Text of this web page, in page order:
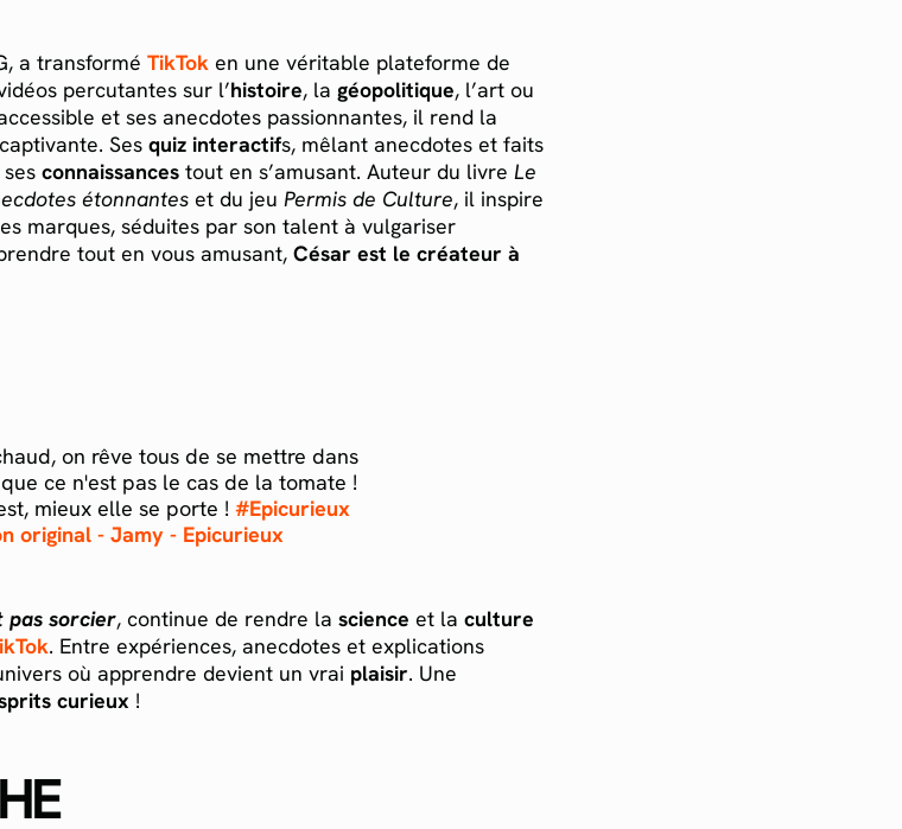
a transformé TikToken une véritable plateforme de
percutantes sur l’histoire, la géopolitique, l’art ou
et ses anecdotes passionnantes, il rend la
Sesquiz interactifs, mêlant anecdotes et faits
connaissances tout en s’amusant. Auteur du livre Le
étonnanteset du jeu Permis de Culture, il inspire
marques, séduites par son talent à vulgariser
tout en vous amusant, César est le créateur à
on rêve tous de se mettre dans
ce n'est pas le cas de la tomate !
mieux elle se porte ! #Epicurieux
original - Jamy - Epicurieux
pas sorcier, continue de rendre la science et la culture
. Entre expériences, anecdotes et explications
où apprendre devient un vrai plaisir. Une
curieux !